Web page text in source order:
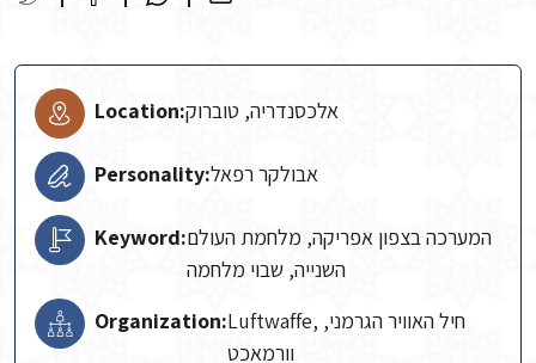
Location:אלכסנדריה, טוברוק
Personality:אבולקר רפאל
Keyword:המערכה בצפון אפריקה, מלחמת העולם
השנייה, שבוי מלחמה
Organization:Luftwaffe, חיל האוויר הגרמני,
וורמאכט